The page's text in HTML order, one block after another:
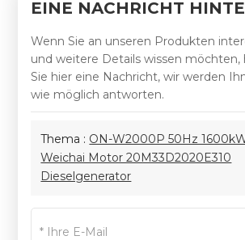
EINE NACHRICHT
Wenn Sie an unseren Produkten
und weitere Details wissen möchten,
Sie hier eine Nachricht, wir werden
wie möglich antworten.
Thema : ON-W2000P 50Hz
Weichai Motor 20M33D2020E310
Dieselgenerator